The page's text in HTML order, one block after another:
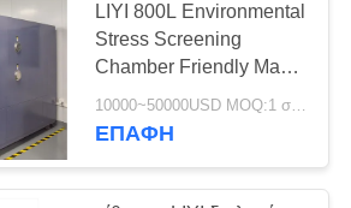
LIYI 800L Environmental
Stress Screening
Chamber Friendly Man
Interface Machine
10000~50000USD MOQ:1 σύνολο
ΕΠΑΦΉ